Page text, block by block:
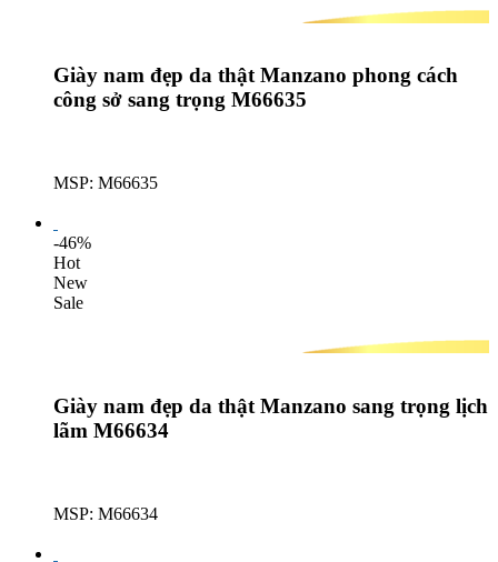
Giày nam đẹp da thật Manzano phong cách
công sở sang trọng M66635
MSP: M66635
-46%
Hot
New
Sale
Giày nam đẹp da thật Manzano sang trọng lịch
lãm M66634
MSP: M66634